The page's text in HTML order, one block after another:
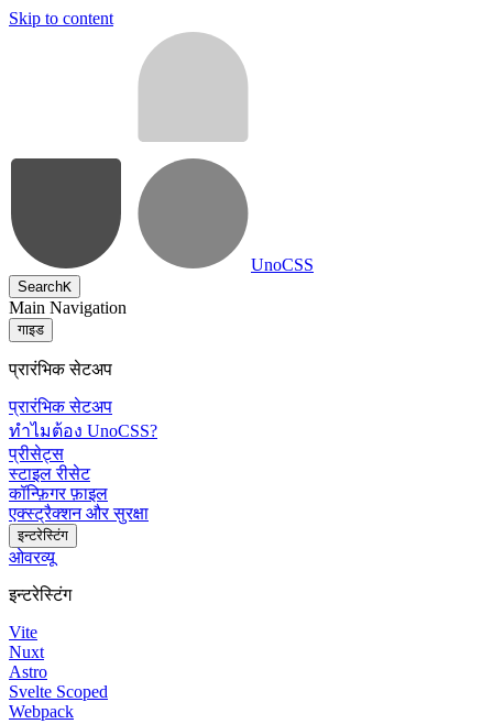
Skip to content
UnoCSS
SearchK
Main Navigation
गाइड
प्रारंभिक सेटअप
प्रारंभिक सेटअप
ทำไมต้อง UnoCSS?
प्रीसेट्स
स्टाइल रीसेट
कॉन्फ़िगर फ़ाइल
एक्स्ट्रैक्शन और सुरक्षा
इन्टरेस्टिंग
ओवरव्यू
इन्टरेस्टिंग
Vite
Nuxt
Astro
Svelte Scoped
Webpack